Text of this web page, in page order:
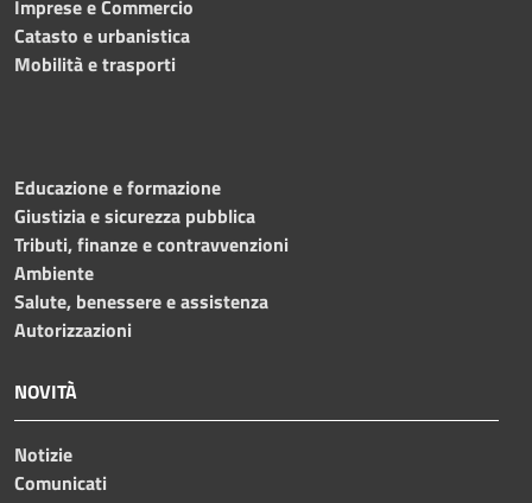
Imprese e Commercio
Catasto e urbanistica
Mobilità e trasporti
Educazione e formazione
Giustizia e sicurezza pubblica
Tributi, finanze e contravvenzioni
Ambiente
Salute, benessere e assistenza
Autorizzazioni
NOVITÀ
Notizie
Comunicati